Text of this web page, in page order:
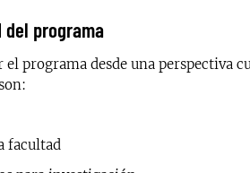
programa
programa desde una perspectiva
facultad